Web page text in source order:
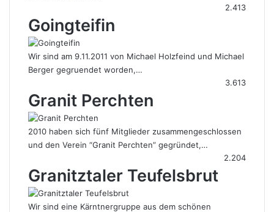
2.413
Goingteifin
Wir sind am 9.11.2011 von Michael Holzfeind und Michael
Berger gegruendet worden,…
3.613
Granit Perchten
2010 haben sich fünf Mitglieder zusammengeschlossen
und den Verein “Granit Perchten” gegründet,…
2.204
Granitztaler Teufelsbrut
Wir sind eine Kärntnergruppe aus dem schönen